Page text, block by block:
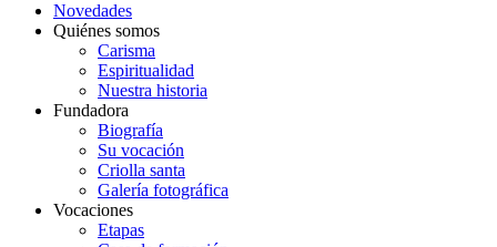
Novedades
Quiénes somos
Carisma
Espiritualidad
Nuestra historia
Fundadora
Biografía
Su vocación
Criolla santa
Galería fotográfica
Vocaciones
Etapas